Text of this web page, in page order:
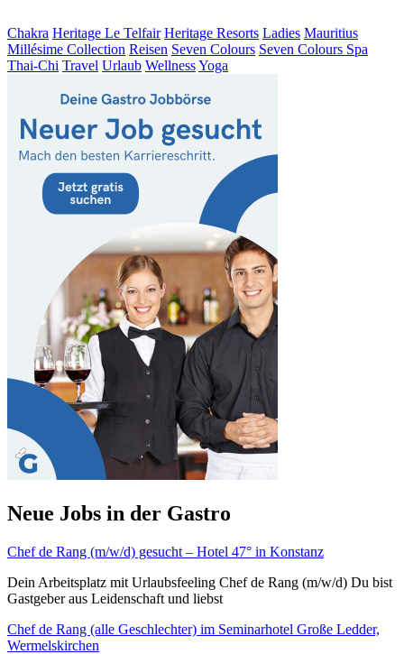
Chakra Heritage Le Telfair Heritage Resorts Ladies Mauritius
Millésime Collection Reisen Seven Colours Seven Colours Spa
Thai-Chi Travel Urlaub WellnessYoga
Neue Jobs in der Gastro
Chef de Rang (m/w/d) gesucht – Hotel 47° in Konstanz
Dein Arbeitsplatz mit Urlaubsfeeling Chef de Rang (m/w/d) Du bist
Gastgeber aus Leidenschaft und liebst
Chef de Rang (alle Geschlechter) im Seminarhotel Große Ledder,
Wermelskirchen